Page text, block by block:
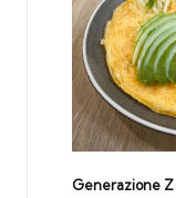
Generazione Z